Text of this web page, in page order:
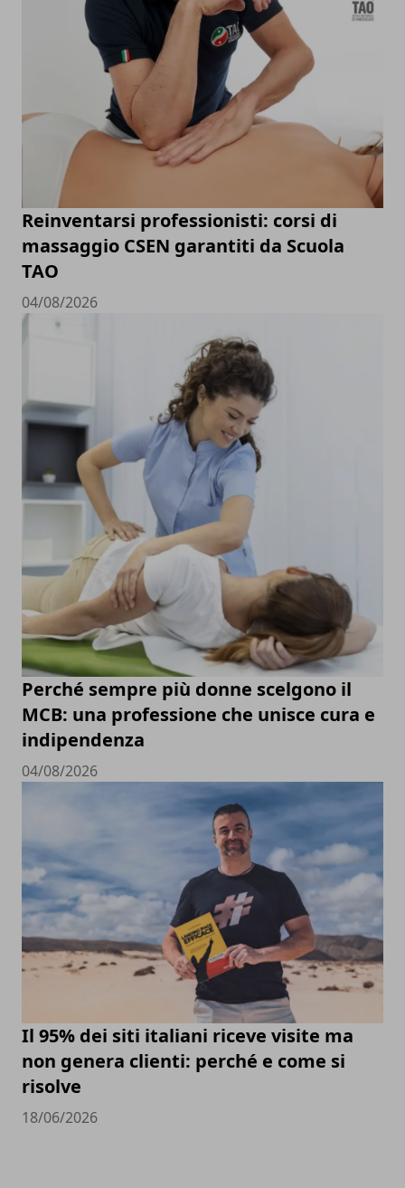
Reinventarsi professionisti: corsi di
massaggio CSEN garantiti da Scuola
TAO
04/08/2026
Perché sempre più donne scelgono il
MCB: una professione che unisce cura e
indipendenza
04/08/2026
Il 95% dei siti italiani riceve visite ma
non genera clienti: perché e come si
risolve
18/06/2026